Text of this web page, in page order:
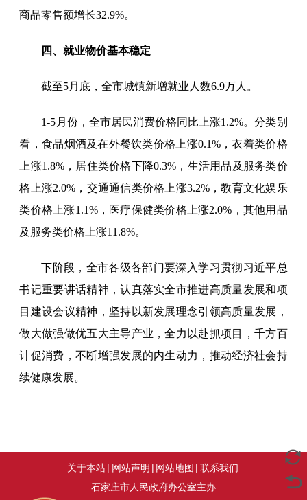
商品零售额增长32.9%。
四、就业物价基本稳定
截至5月底，全市城镇新增就业人数6.9万人。
1-5月份，全市居民消费价格同比上涨1.2%。分类别
看，食品烟酒及在外餐饮类价格上涨0.1%，衣着类价格
上涨1.8%，居住类价格下降0.3%，生活用品及服务类价
格上涨2.0%，交通通信类价格上涨3.2%，教育文化娱乐
类价格上涨1.1%，医疗保健类价格上涨2.0%，其他用品
及服务类价格上涨11.8%。
下阶段，全市各级各部门要深入学习贯彻习近平总
书记重要讲话精神，认真落实全市推进高质量发展和项
目建设会议精神，坚持以新发展理念引领高质量发展，
做大做强做优五大主导产业，全力以赴抓项目，千方百
计促消费，不断增强发展的内生动力，推动经济社会持
续健康发展。
关于本站| 网站声明 | 网站地图 | 联系我们
石家庄市人民政府办公室主办